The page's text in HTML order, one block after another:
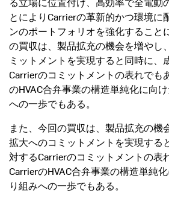
とによりCarrierの革新的かつ環境に
ンのポートフォリオを強化すること
の買収は、製品拡充の機会を増やし
ミットメントを実現すると同時に、
Carrierのコミットメントの表れでも
のHVAC合弁事業の構造単純化に向
への一歩でもある。
また、今回の買収は、製品拡充の機
拡大へのコミットメントを実現する
対するCarrierのコミットメントの表
CarrierのHVAC合弁事業の構造単純
り組みへの一歩でもある。